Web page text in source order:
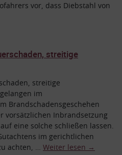
vor, dass Diebstahl von
streitige
streitige
im
Brandschadensgeschehen
vorsätzlichen Inbrandsetzung
eine solche schließen lassen.
im gerichtlichen
achten, … Weiter lesen →